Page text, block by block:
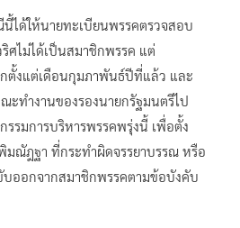
ได้ให้นายทะเบียนพรรคตรวจสอบ
ศไม่ได้เป็นสมาชิกพรรค แต่
ตั้งแต่เดือนกุมภาพันธ์ปีที่แล้ว และ
ะทำงานของรองนายกรัฐมนตรีไป
รรมการบริหารพรรคพรุ่งนี้ เพื่อตั้ง
ณัฎฐา ที่กระทำผิดจรรยาบรรณ หรือ
บออกจากสมาชิกพรรคตามข้อบังคับ